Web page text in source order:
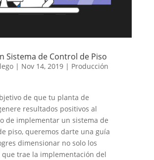
Sistema de Control de Piso
| Nov 14, 2019| Producción
de que tu planta de
resultados positivos al
de implementar un sistema de
piso, queremos darte una guía
dimensionar no solo los
que trae la implementación del